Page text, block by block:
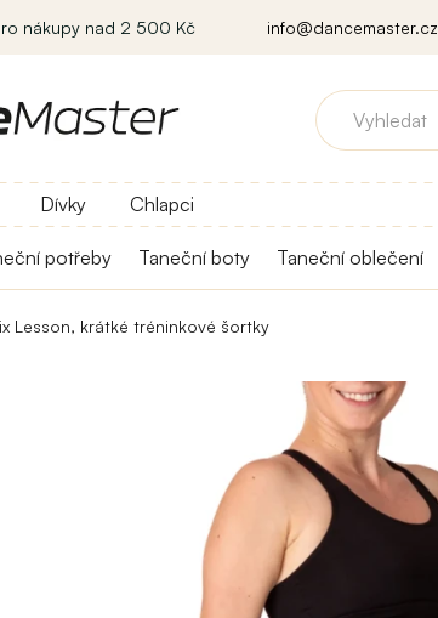
nákupy nad 2 500 Kč info@dancemaster.cz
Dívky Chlapci
potřeby Taneční boty Taneční oblečení
Lesson, krátké tréninkové šortky